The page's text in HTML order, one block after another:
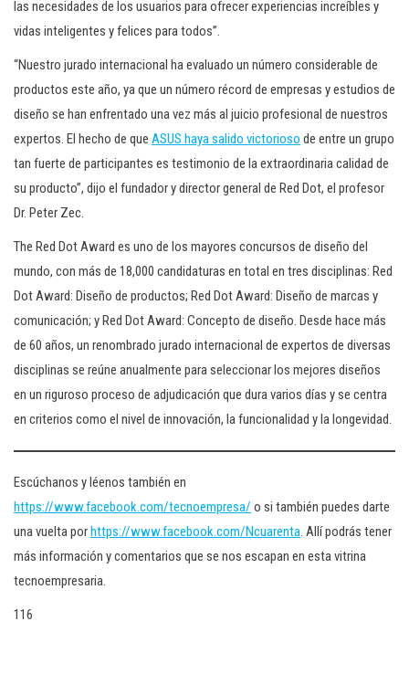
las necesidades de los usuarios para ofrecer experiencias increíbles y
vidas inteligentes y felices para todos”.
“Nuestro jurado internacional ha evaluado un número considerable de
productos este año, ya que un número récord de empresas y estudios de
diseño se han enfrentado una vez más al juicio profesional de nuestros
expertos. El hecho de que ASUS haya salido victorioso de entre un grupo
tan fuerte de participantes es testimonio de la extraordinaria calidad de
su producto”, dijo el fundador y director general de Red Dot, el profesor
Dr. Peter Zec.
The Red Dot Award es uno de los mayores concursos de diseño del
mundo, con más de 18,000 candidaturas en total en tres disciplinas: Red
Dot Award: Diseño de productos; Red Dot Award: Diseño de marcas y
comunicación; y Red Dot Award: Concepto de diseño. Desde hace más
de 60 años, un renombrado jurado internacional de expertos de diversas
disciplinas se reúne anualmente para seleccionar los mejores diseños
en un riguroso proceso de adjudicación que dura varios días y se centra
en criterios como el nivel de innovación, la funcionalidad y la longevidad.
Escúchanos y léenos también en
https://www.facebook.com/tecnoempresa/ o si también puedes darte
una vuelta porhttps://www.facebook.com/Ncuarenta. Allí podrás tener
más información y comentarios que se nos escapan en esta vitrina
tecnoempresaria.
116